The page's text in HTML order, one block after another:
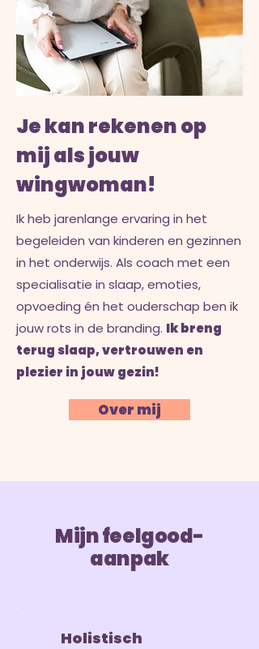
Je kan rekenen op
mij als jouw
wingwoman!
Ik heb jarenlange ervaring in het
begeleiden van kinderen en gezinnen
in het onderwijs. Als coach met een
specialisatie in slaap, emoties,
opvoeding én het ouderschap ben ik
jouw rots in de branding. Ik breng
terug slaap, vertrouwen en
plezier in jouw gezin!
Over mij
Mijn feelgood-
aanpak
Holistisch